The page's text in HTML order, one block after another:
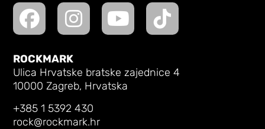
ROCKMARK
Ulica Hrvatske bratske zajednice 4
10000 Zagreb, Hrvatska
+385 1 5392 430
rock@rockmark.hr